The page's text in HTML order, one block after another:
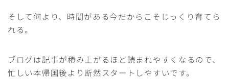
そして何より、時間がある今だからこそじっくり育てら
れる。
ブログは記事が積み上がるほど読まれやすくなるので、
忙しい本帰国後より断然スタートしやすいです。